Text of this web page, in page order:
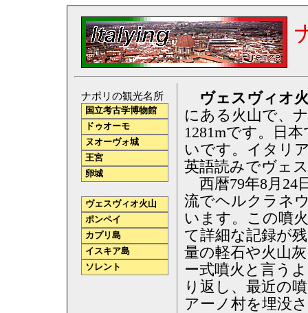
ヴェスヴィオ
にある火山で、
1281mです。日
いです。イタリ
英語読みでヴェ
西暦79年8月24
流でヘルクラネ
います。この噴
て詳細な記録が
量の軽石や火山
ー式噴火と言う
り返し、最近の
アーノ村を埋没
ナポリの観光名所
国立考古学博物館
ドゥオーモ
ヌオーヴォ城
王宮
卵城
ヴェスヴィオ火山
ポンペイ
カプリ島
イスキア島
ソレント